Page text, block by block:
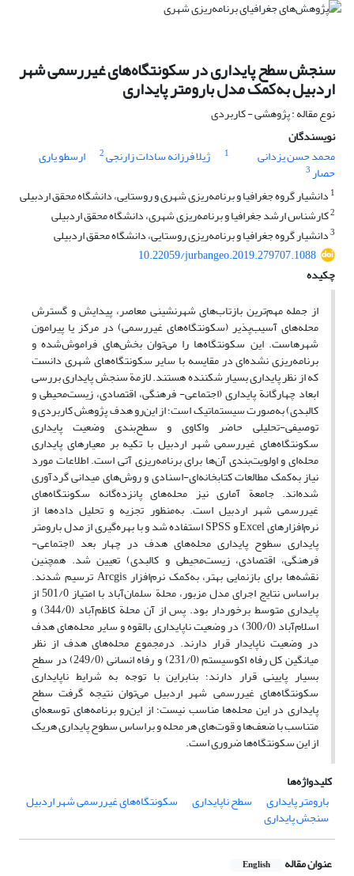
سنجش سطح پایداری در سکونتگاه‌های غیررسمی شهر
اردبیل به‌کمک مدل بارومتر پایداری
نوع مقاله : پژوهشی - کاربردی
نویسندگان
محمد حسن یزدانی
1 ژیلا فرزانه سادات زارنجی2 ارسطو یاری
حصار3
1 دانشیار گروه جغرافیا و برنامه‌ریزی شهری و روستایی، دانشگاه محقق اردبیلی
2کارشناس ارشد جغرافیا و برنامه‌ریزی شهری، دانشگاه محقق اردبیلی
3دانشیار گروه جغرافیا و برنامه‌ریزی روستایی، دانشگاه محقق اردبیلی
10.22059/jurbangeo.2019.279707.1088
چکیده
از جمله مهم‌ترین بازتاب‌های شهرنشینی معاصر، پیدایش و گسترش
محله‌های آسیب‌پذیر (سکونتگاه‌های غیررسمی) در مرکز یا پیرامون
شهرهاست. این سکونتگاه‌ها را می‌توان بخش‌های فراموش‌شده و
برنامه‌ریزی نشده‌ای در مقایسه با سایر سکونتگاه‌های شهری دانست
که از نظر پایداری بسیار شکننده هستند. لازمة سنجش پایداری بررسی
ابعاد چهارگانة پایداری (اجتماعی- فرهنگی، اقتصادی، زیست‌محیطی و
کالبدی) به‌صورت سیستماتیک است؛ از این‌رو هدف پژوهش کاربردی و
توصیفی-تحلیلی حاضر واکاوی و سطح‌بندی وضعیت پایداری
سکونتگاه‌های غیررسمی شهر اردبیل با تکیه بر معیارهای پایداری
محله‌ای و اولویت‌بندی آن‌ها برای برنامه‌ریزی آتی است. اطلاعات مورد
نیاز به‌کمک مطالعات کتابخانه‌ای-اسنادی و روش‌های میدانی گردآوری
شده‌اند. جامعة آماری نیز محله‌های پانزده‌گانه سکونتگاه‌های
غیررسمی شهر اردبیل است. به‌منظور تجزیه و تحلیل داده‌ها از
نرم‌افزارهای Excel و SPSS استفاده شد و با بهره‌گیری از مدل بارومتر
پایداری سطوح پایداری محله‌های هدف در چهار بعد (اجتماعی-
فرهنگی، اقتصادی، زیست‌محیطی و کالبدی) تعیین شد. همچنین
نقشه‌ها برای بازنمایی بهتر، به‌کمک نرم‌افزار Arcgis ترسیم شدند.
براساس نتایج اجرای مدل مزبور، محلة سلمان‌آباد با امتیاز 501/0 از
پایداری متوسط برخوردار بود. پس از آن محلة کاظم‌آباد (344/0) و
اسلام‌آباد (300/0) در وضعیت ناپایداری بالقوه و سایر محله‌های هدف
در وضعیت ناپایدار قرار دارند. درمجموع محله‌های هدف از نظر
میانگین کل رفاه اکوسیستم (231/0) و رفاه انسانی (249/0) در سطح
بسیار پایینی قرار دارند؛ بنابراین با توجه به شرایط ناپایداری
سکونتگاه‌های غیررسمی شهر اردبیل می‌توان نتیجه گرفت سطح
پایداری در این محله‌ها مناسب نیست؛ از این‌رو برنامه‌های توسعه‌ای
متناسب با ضعف‌ها و قوت‌های هر محله و براساس سطوح پایداری هریک
از این سکونتگاه‌ها ضروری است.
کلیدواژه‌ها
بارومتر پایداری
سطح ناپایداری سکونتگاه‌های غیررسمی شهر اردبیل
سنجش پایداری
عنوان مقاله English